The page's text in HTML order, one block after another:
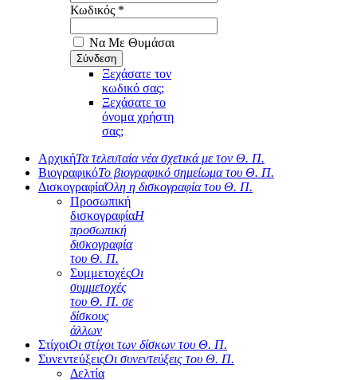
Κωδικός *
Να Με Θυμάσαι
Ξεχάσατε τον
κωδικό σας;
Ξεχάσατε το
όνομα χρήστη
σας;
ΑρχικήΤα τελευταία νέα σχετικά με τον Θ. Π.
ΒιογραφικόΤο βιογραφικό σημείωμα του Θ. Π.
ΔισκογραφίαΌλη η δισκογραφία του Θ. Π.
Προσωπική
δισκογραφίαΗ
προσωπική
δισκογραφία
του Θ. Π.
ΣυμμετοχέςΟι
συμμετοχές
του Θ. Π. σε
δίσκους
άλλων
ΣτίχοιΟι στίχοι των δίσκων του Θ. Π.
ΣυνεντεύξειςΟι συνεντεύξεις του Θ. Π.
Δελτία